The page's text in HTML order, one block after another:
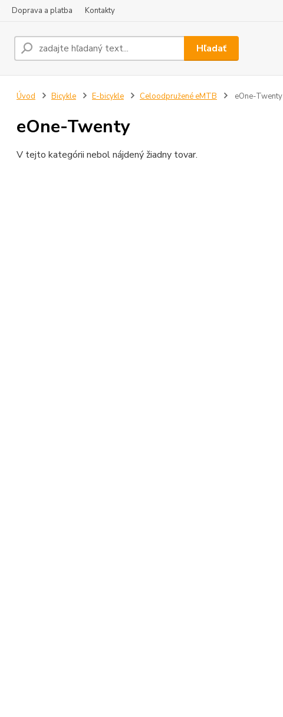
Doprava a platba Kontakty
Hľadať
Úvod Bicykle E-bicykle Celoodpružené eMTB eOne-Twenty
eOne-Twenty
V tejto kategórii nebol nájdený žiadny tovar.